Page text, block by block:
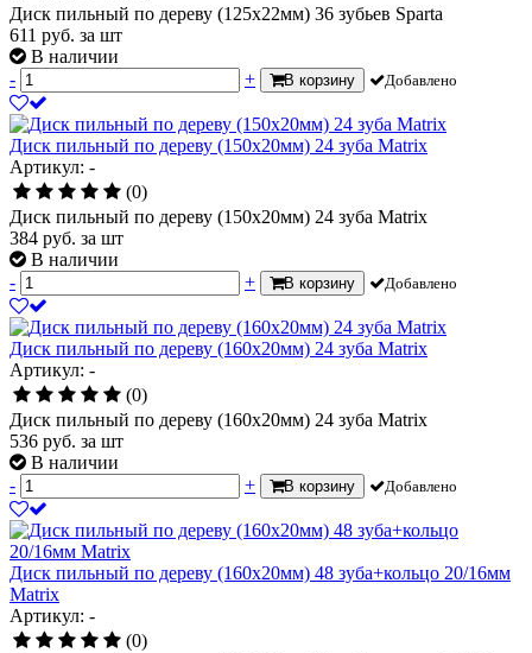
Диск пильный по дереву (125х22мм) 36 зубьев Sparta
611 руб. за шт
В наличии
-
+ В корзину Добавлено
Диск пильный по дереву (150х20мм) 24 зуба Matrix
Артикул: -
(0)
Диск пильный по дереву (150х20мм) 24 зуба Matrix
384 руб. за шт
В наличии
-
+ В корзину Добавлено
Диск пильный по дереву (160х20мм) 24 зуба Matrix
Артикул: -
(0)
Диск пильный по дереву (160х20мм) 24 зуба Matrix
536 руб. за шт
В наличии
-
+ В корзину Добавлено
Диск пильный по дереву (160х20мм) 48 зуба+кольцо 20/16мм
Matrix
Артикул: -
(0)